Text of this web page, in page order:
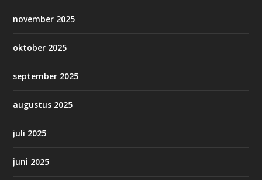
november 2025
oktober 2025
september 2025
augustus 2025
juli 2025
juni 2025